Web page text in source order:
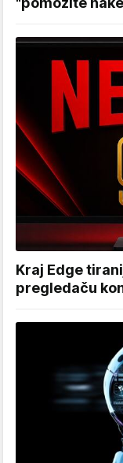
Kraj Edge
pregledaču